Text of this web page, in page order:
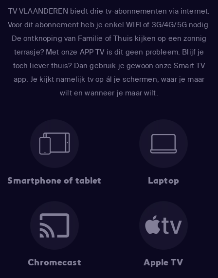
TV VLAANDEREN biedt drie tv-abonnementen via internet.
Voor dit abonnement heb je enkel WIFI of 3G/4G/5G nodig.
De ontknoping van Familie of Thuis kijken op een zonnig
terrasje? Met onze APP TV is dit geen probleem. Blijf je
toch liever thuis? Dan gebruik je gewoon onze Smart TV
app. Je kijkt namelijk tv op ál je schermen, waar je maar
wilt en wanneer je maar wilt.
Smartphone of tablet Laptop
Chromecast Apple TV